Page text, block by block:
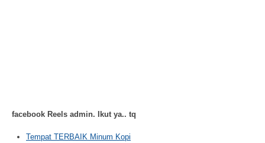
facebook Reels admin. Ikut ya.. tq
Tempat TERBAIK Minum Kopi